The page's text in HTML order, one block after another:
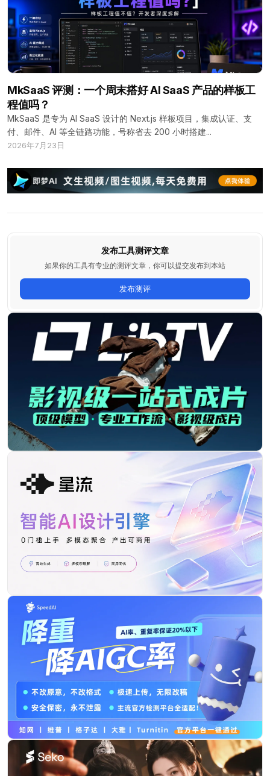
发布工具测评文章
如果你的工具有专业的测评文章，你可以提交发布到本站
发布测评
MkSaaS 评测：一个周末搭好 AI SaaS 产品的样板工
程值吗？
MkSaaS 是专为 AI SaaS 设计的 Next.js 样板项目，集成认证、支
付、邮件、AI 等全链路功能，号称省去 200 小时搭建...
2026年7月23日